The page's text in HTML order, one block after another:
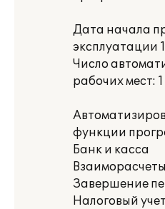
Дата начала
эксплуатации
Число
рабочих мест: 1
функции
Банк и касса
Завершение
Налоговый учет